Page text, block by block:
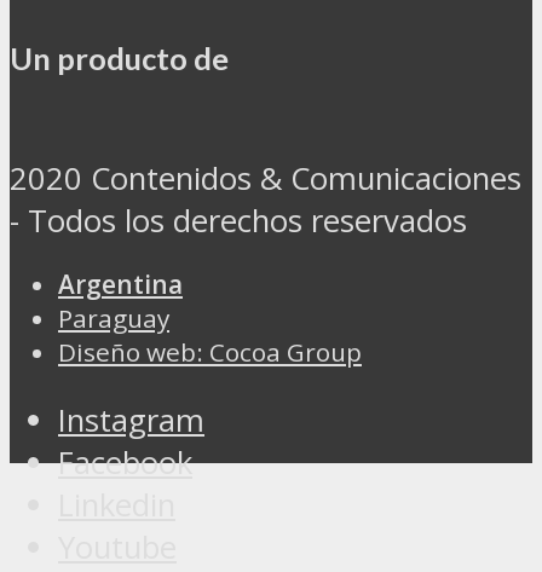
Un producto de
2020 Contenidos & Comunicaciones
- Todos los derechos reservados
Argentina
Paraguay
Diseño web: Cocoa Group
Instagram
Facebook